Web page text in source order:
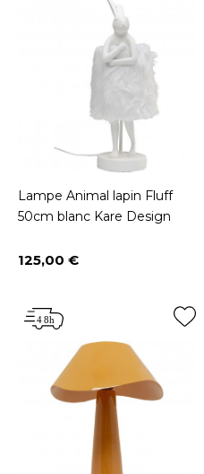
Lampe Animal lapin Fluff
50cm blanc Kare Design
Prix
125,00 €